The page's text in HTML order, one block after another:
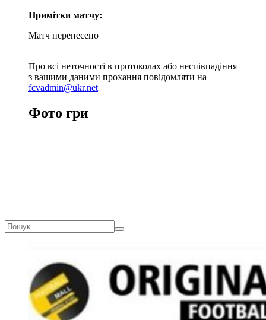
Примітки матчу:
Матч перенесено
Про всі неточності в протоколах або неспівпадіння
з вашими даними прохання повідомляти на
fcvadmin@ukr.net
Фото гри